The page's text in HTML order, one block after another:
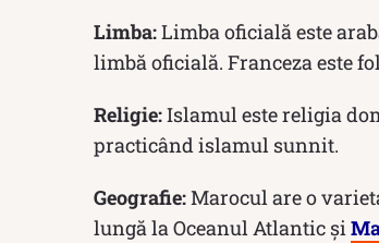
Limba:Limba oficială este
limbă oficială. Franceza este
Religie:Islamul este religia
practicând islamul sunnit.
Geografie:Marocul are o
lungă la Oceanul Atlantic și